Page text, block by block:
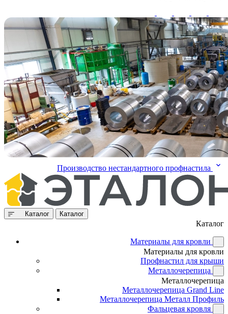
Производство нестандартного профнастила
Каталог Каталог
Каталог
Материалы для кровли
Материалы для кровли
Профнастил для крыши
Металлочерепица
Металлочерепица
Металлочерепица Grand Line
Металлочерепица Металл Профиль
Фальцевая кровля